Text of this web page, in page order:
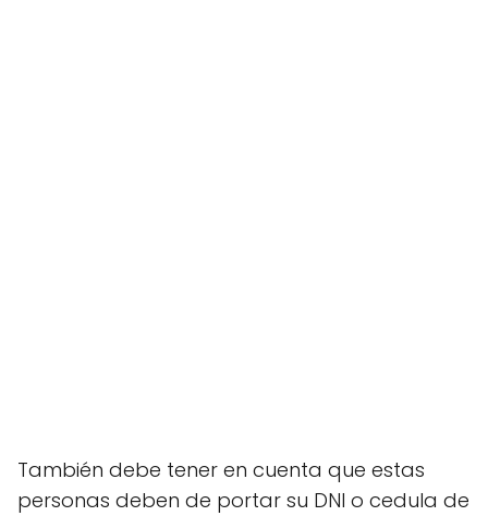
También debe tener en cuenta que estas
personas deben de portar su DNI o cedula de